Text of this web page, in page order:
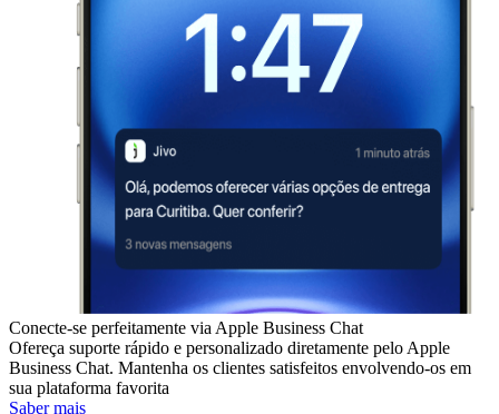
Conecte-se perfeitamente via Apple Business Chat
Ofereça suporte rápido e personalizado diretamente pelo Apple
Business Chat. Mantenha os clientes satisfeitos envolvendo-os em
sua plataforma favorita
Saber mais